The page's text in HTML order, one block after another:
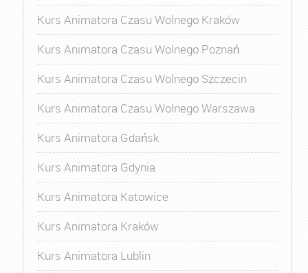
Kurs Animatora Czasu Wolnego Kraków
Kurs Animatora Czasu Wolnego Poznań
Kurs Animatora Czasu Wolnego Szczecin
Kurs Animatora Czasu Wolnego Warszawa
Kurs Animatora Gdańsk
Kurs Animatora Gdynia
Kurs Animatora Katowice
Kurs Animatora Kraków
Kurs Animatora Lublin